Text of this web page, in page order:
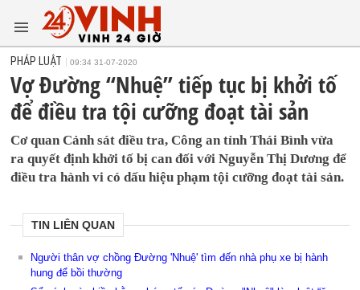
PHÁP LUẬT 09:34 31-07-2020
Vợ Đường “Nhuệ” tiếp tục bị khởi tố
để điều tra tội cưỡng đoạt tài sản
Cơ quan Cảnh sát điều tra, Công an tỉnh Thái Bình vừa
ra quyết định khởi tố bị can đối với Nguyễn Thị Dương để
điều tra hành vi có dấu hiệu phạm tội cưỡng đoạt tài sản.
TIN LIÊN QUAN
Người thân vợ chồng Đường 'Nhuệ' tìm đến nhà phụ xe bị hành
hung để bồi thường